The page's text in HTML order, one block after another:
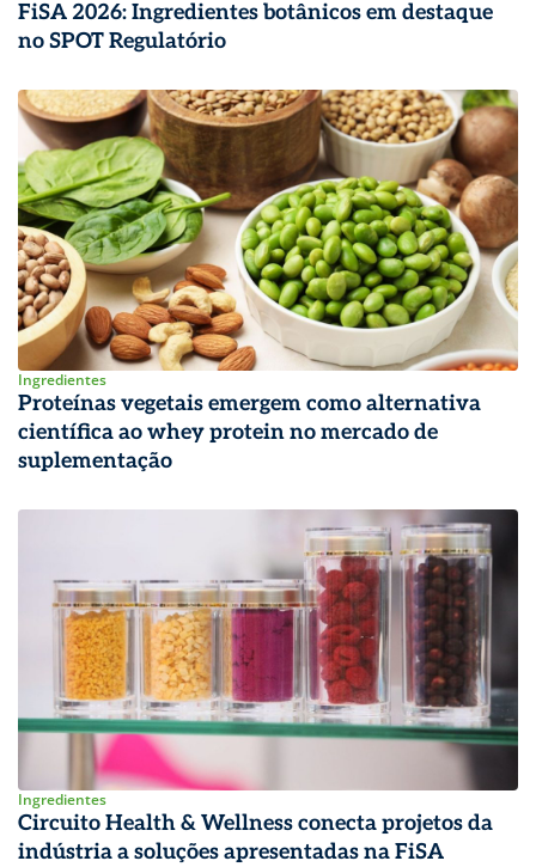
FiSA 2026: Ingredientes botânicos em destaque
no SPOT Regulatório
Ingredientes
Proteínas vegetais emergem como alternativa
científica ao whey protein no mercado de
suplementação
Ingredientes
Circuito Health & Wellness conecta projetos da
indústria a soluções apresentadas na FiSA